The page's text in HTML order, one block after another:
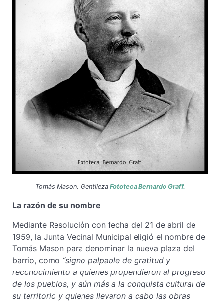
Tomás Mason. Gentileza Fototeca Bernardo Graff.
La razón de su nombre
Mediante Resolución con fecha del 21 de abril de
1959, la Junta Vecinal Municipal eligió el nombre de
Tomás Mason para denominar la nueva plaza del
barrio, como “signo palpable de gratitud y
reconocimiento a quienes propendieron al progreso
de los pueblos, y aún más a la conquista cultural de
su territorio y quienes llevaron a cabo las obras